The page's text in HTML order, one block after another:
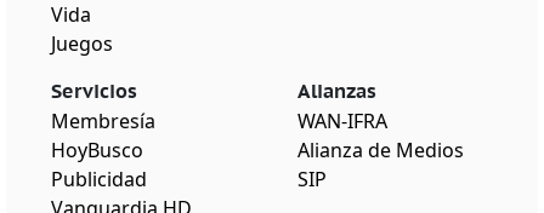
Vida
Juegos
Servicios
Membresía
HoyBusco
Publicidad
Alianzas
WAN-IFRA
Alianza de Medios
SIP